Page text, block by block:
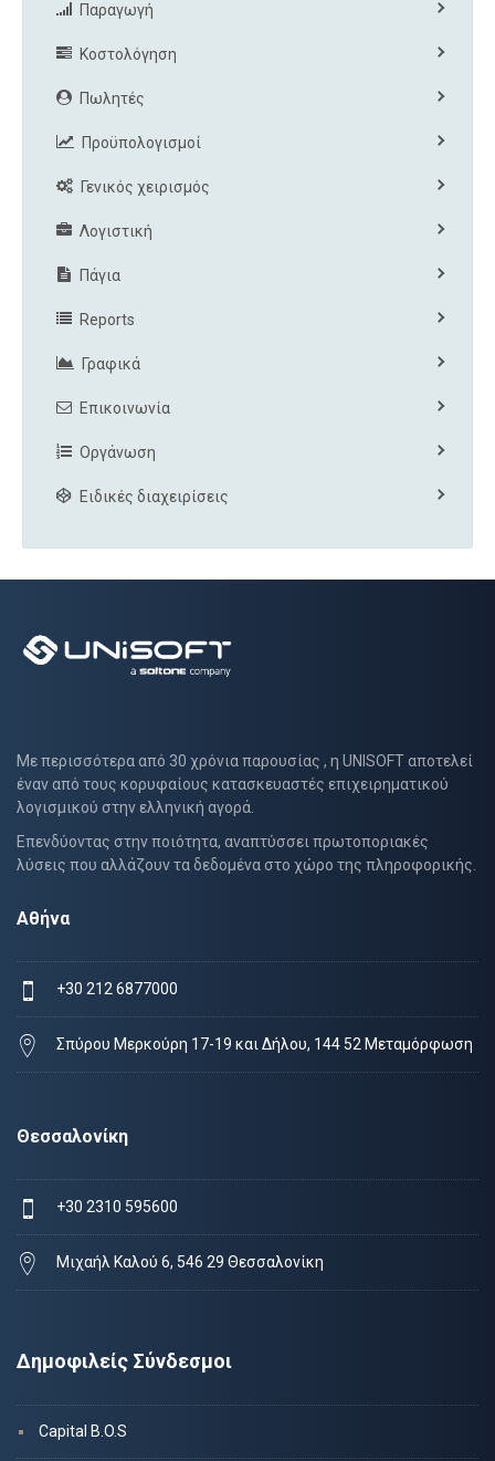
Παραγωγή
Κοστολόγηση
Πωλητές
Προϋπολογισμοί
Γενικός χειρισμός
Λογιστική
Πάγια
Reports
Γραφικά
Επικοινωνία
Οργάνωση
Ειδικές διαχειρίσεις
Με περισσότερα από 30 χρόνια παρουσίας , η UNISOFT αποτελεί
έναν από τους κορυφαίους κατασκευαστές επιχειρηματικού
λογισμικού στην ελληνική αγορά.
Επενδύοντας στην ποιότητα, αναπτύσσει πρωτοποριακές
λύσεις που αλλάζουν τα δεδομένα στο χώρο της πληροφορικής.
Αθήνα
+30 212 6877000
Σπύρου Μερκούρη 17-19 και Δήλου, 144 52 Μεταμόρφωση
Θεσσαλονίκη
+30 2310 595600
Μιχαήλ Καλού 6, 546 29 Θεσσαλονίκη
Δημοφιλείς Σύνδεσμοι
Capital B.O.S